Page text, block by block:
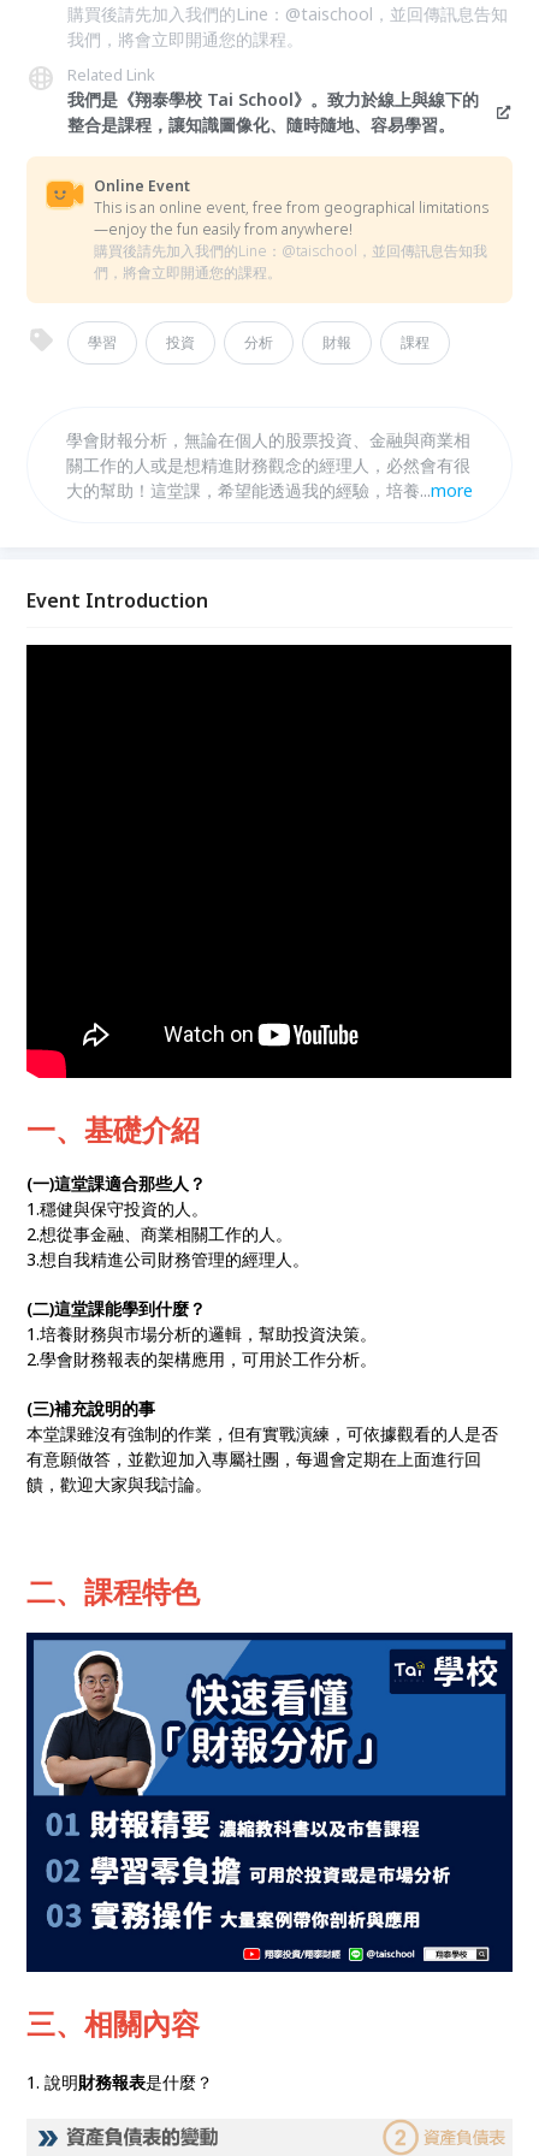
購買後請先加入我們的Line：@taischool，並回傳訊息告知
我們，將會立即開通您的課程。
Related Link
我們是《翔泰學校 Tai School》。致力於線上與線下的
整合是課程，讓知識圖像化、隨時隨地、容易學習。
Online Event
This is an online event, free from geographical limitations
—enjoy the fun easily from anywhere!
購買後請先加入我們的Line：@taischool，並回傳訊息告知我
們，將會立即開通您的課程。
學習 投資 分析 財報 課程
學會財報分析，無論在個人的股票投資、金融與商業相
關工作的人或是想精進財務觀念的經理人，必然會有很
大的幫助！這堂課，希望能透過我的經驗，培養大家財
司，至於在管理層面，亦是市場分析與擬定策略的好幫
...more
Event Introduction
一、基礎介紹
(一)這堂課適合那些人？
1.穩健與保守投資的人。
2.想從事金融、商業相關工作的人。
3.想自我精進公司財務管理的經理人。
(二)這堂課能學到什麼？
1.培養財務與市場分析的邏輯，幫助投資決策。
2.學會財務報表的架構應用，可用於工作分析。
(三)補充說明的事
本堂課雖沒有強制的作業，但有實戰演練，可依據觀看的人是否
有意願做答，並歡迎加入專屬社團，每週會定期在上面進行回
饋，歡迎大家與我討論。
二、課程特色
三、相關內容
1. 說明財務報表是什麼？